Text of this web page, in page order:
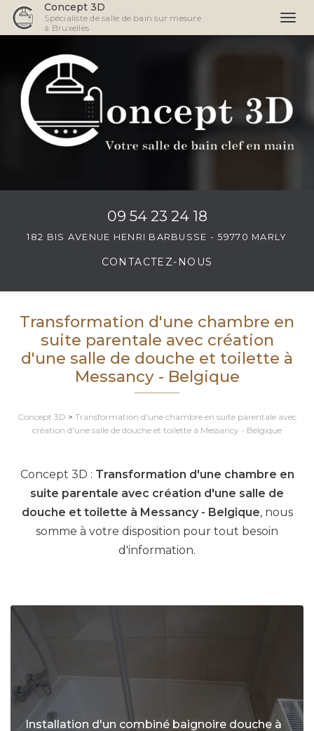
contenu
principal
Concept 3D
Spécialiste de salle de bain sur mesure
à Bruxelles
09 54 23 24 18
182 BIS AVENUE HENRI BARBUSSE - 59770 MARLY
CONTACTEZ- NOUS
Transformation d'une chambre en
suite parentale avec création
d'une salle de douche et toilette à
Messancy - Belgique
Concept 3D > Transformation d'une chambre en suite parentale avec
création d'une salle de douche et toilette à Messancy - Belgique
Concept 3D : Transformation d'une chambre en
suite parentale avec création d'une salle de
douche et toilette à Messancy - Belgique, nous
somme à votre disposition pour tout besoin
d'information.
Installation d'un combiné baignoire douche à